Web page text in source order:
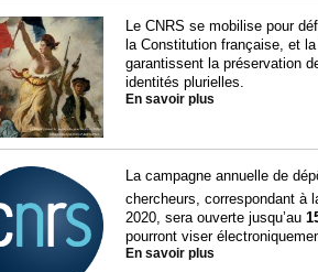
Le CNRS se mobilise pour
la Constitution française, et
garantissent la préservation
identités plurielles.
En savoir plus
La campagne annuelle de
chercheurs, correspondant à
2020, sera ouverte jusqu’au
pourront viser
En savoir plus